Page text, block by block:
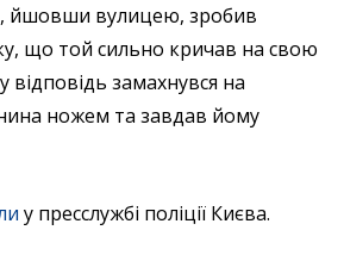
йшовши вулицею, зробив
що той сильно кричав на свою
відповідь замахнувся на
ножем та завдав йому
у пресслужбі поліції Києва.